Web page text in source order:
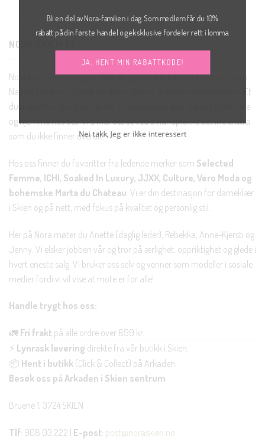
NORA SKIEN AS
Nora ble startet i august 2018 og ligger på Arkaden i Skien sentrum.
Navnet Nora er inspirert av Henrik Ibsens sterke kvinneskikkelse i «Et
dukkehjem», og vi brenner for at alle kvinner skal føle seg tøffe, kule
og hjemme hos oss. Vi skiller oss ut ved å håndplukke det lille ekstra
som du ikke finner overalt!
Hos oss finner du favoritter fra ledende merker som Selected
Femme, ICHI, Soaked In Luxury, JJXX, Culture, Vero Moda og
bohemske Marta du Chateau . Vi er din destinasjon for dameklær
i Skien og på nett, med fokus på kvalitet og personlig stil.
Her på Nora møter du Anette (daglig leder), Rebekka, Anne-Kjersti og
Jenny. Vi elsker jobben vår og tror på ærlighet, oppriktighet og glede i
hvert eneste salg. Vi bruker oss selv og venner som modeller i sosiale
medier fordi vi vil vise at mote er for alle!
Handle trygt hos oss:
🚛 Fri frakt på alle ordre over 699 kr.
⚡ Lynrask levering direkte fra vår butikk i Skien.
📦 Hent i butikk (Click & Collect) på Arkaden.
Besøk oss på Arkaden i Skien sentrum
Bruene 1, 3724 SKIEN
Tlf: 908 03 222 | E-post: post@noraskien.no
Bli en del av Nora-familien i dag. Som medlem får du 10%
rabatt på din første handel og eksklusive fordeler rett i lomma.
JA, HENT MIN RABATTKODE!